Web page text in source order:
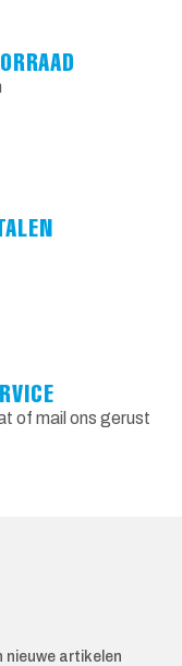
of mail ons gerust
nieuwe artikelen